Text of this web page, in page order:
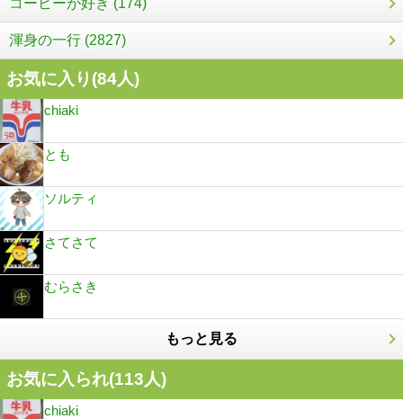
渾身の一行 (2827)
お気に入り(84人)
chiaki
とも
ソルティ
さてさて
むらさき
もっと見る
お気に入られ(113人)
chiaki